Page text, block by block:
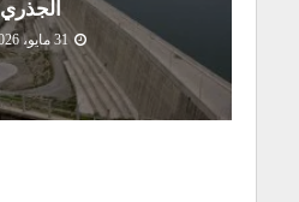
الجذري
31 مايو، 2026